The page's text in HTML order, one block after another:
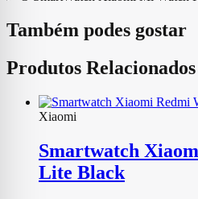
Também podes gostar
Produtos Relacionados
Xiaomi
Smartwatch
Lite Black